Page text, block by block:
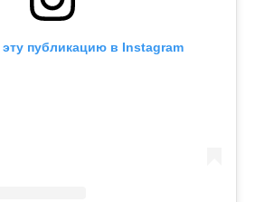
публикацию в Instagram